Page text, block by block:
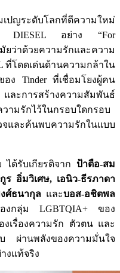
เปญระดับโลกที่ตีความใหม่
ง DIESEL อย่าง “For
ยว่าด้วยความรักและความ
ที่โดดเด่นด้านความกล้าใน
ง Tinder ที่เชื่อมโยงผู้คน
การสร้างความสัมพันธ์
ามรักไว้ในกรอบใดกรอบ
และค้นพบความรักในแบบ
ด้รับเกียรติจาก ป้าตือ-สม
อิ่มวิเศษ, เอนิว-ธีรภาดา
ศ์ธนากุล และบอส-อชิตพล
งกลุ่ม LGBTQIA+ ของ
งเรื่องความรัก ตัวตน และ
บ ผ่านพลังของความมั่นใจ
งแท้จริง